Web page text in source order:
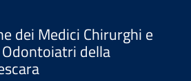
dei Medici Chirurghi e
della